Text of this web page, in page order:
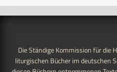
Die Ständige Kommission für die
liturgischen Bücher im deutschen